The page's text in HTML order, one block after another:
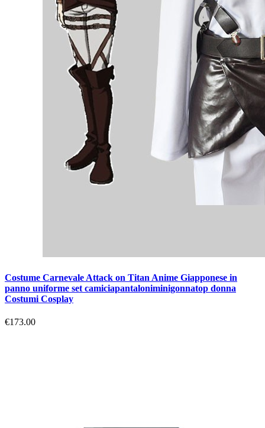
Costume Carnevale Attack on Titan Anime Giapponese in
panno uniforme set camiciapantaloniminigonnatop donna
Costumi Cosplay
€173.00